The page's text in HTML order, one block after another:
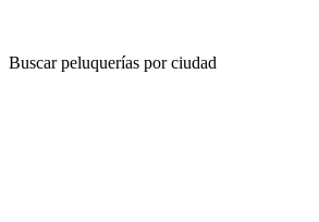
Buscar peluquerías por ciudad